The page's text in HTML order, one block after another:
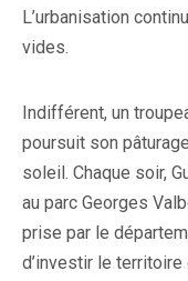
L’urbanisation
vides.
Indifférent, un
poursuit son
soleil. Chaque soir,
au parc Georges
prise par le
d’investir le